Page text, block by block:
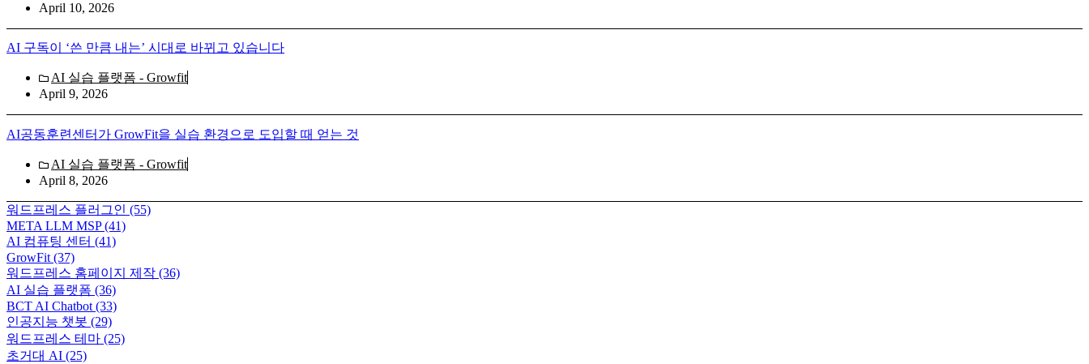
April 10, 2026
AI 구독이 ‘쓴 만큼 내는’ 시대로 바뀌고 있습니다
AI 실습 플랫폼 - Growfit
April 9, 2026
AI공동훈련센터가 GrowFit을 실습 환경으로 도입할 때 얻는 것
AI 실습 플랫폼 - Growfit
April 8, 2026
워드프레스 플러그인 (55)
META LLM MSP(41)
AI 컴퓨팅 센터 (41)
GrowFit (37)
워드프레스 홈페이지 제작 (36)
AI 실습 플랫폼 (36)
BCT AI Chatbot (33)
인공지능 챗봇 (29)
워드프레스 테마 (25)
초거대 AI (25)